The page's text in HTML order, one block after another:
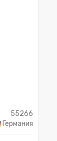
55266
Германия